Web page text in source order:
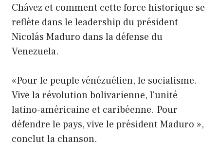
Chávez et comment cette force historique se
reflète dans le leadership du président
Nicolás Maduro dans la défense du
Venezuela.
«Pour le peuple vénézuélien, le socialisme.
Vive la révolution bolivarienne, l'unité
latino-américaine et caribéenne. Pour
défendre le pays, vive le président Maduro »,
conclut la chanson.